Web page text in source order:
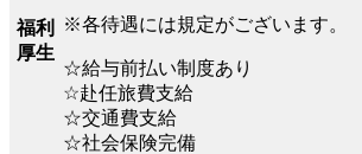
福利
厚生
※各待遇には規定がございます。
☆給与前払い制度あり
☆赴任旅費支給
☆交通費支給
☆社会保険完備